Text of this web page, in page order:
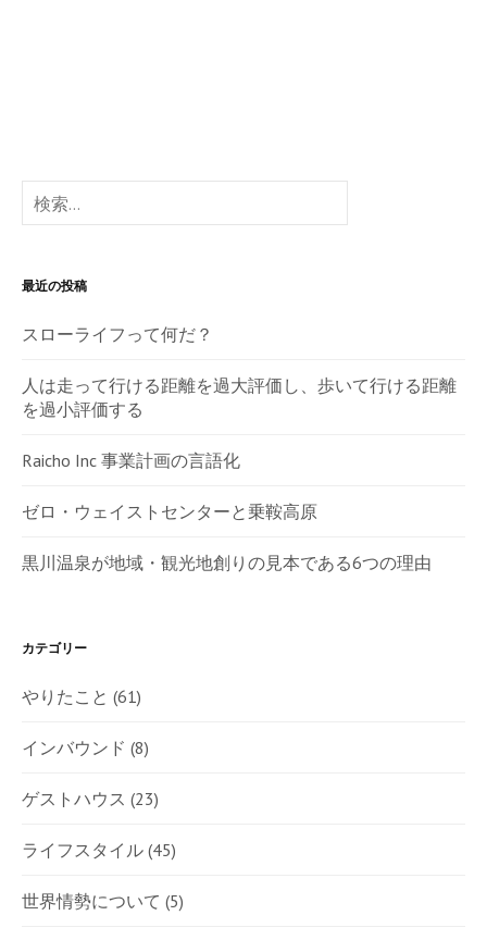
検
索:
最近の投稿
スローライフって何だ？
人は走って行ける距離を過大評価し、歩いて行ける距離
を過小評価する
Raicho Inc 事業計画の言語化
ゼロ・ウェイストセンターと乗鞍高原
黒川温泉が地域・観光地創りの見本である6つの理由
カテゴリー
やりたこと (61)
インバウンド (8)
ゲストハウス (23)
ライフスタイル (45)
世界情勢について (5)